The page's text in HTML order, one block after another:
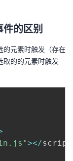
的区别
的元素时触发（存在
取的的元素时触发
></script